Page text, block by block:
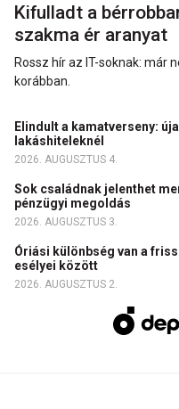
Kifulladt a
szakma ér aranyat
Rossz hír az IT-soknak: már
korábban.
Elindult a kamatverseny:
lakáshiteleknél
2026. AUGUSZTUS 4.
Sok családnak jelenthet
pénzügyi megoldás
2026. AUGUSZTUS 3.
Óriási különbség van a
esélyei között
2026. AUGUSZTUS 2.